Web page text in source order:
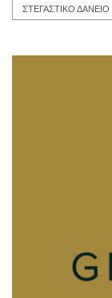
ΣΤΕΓΑΣΤΙΚΟ ΔΑΝΕΙΟ